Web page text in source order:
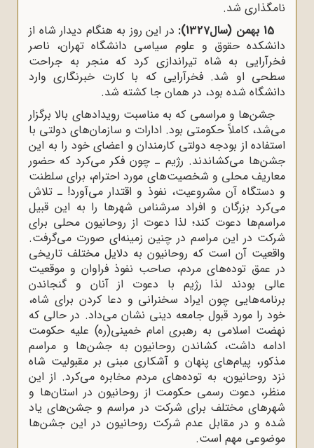
نامگذاری شد.
15 بهمن (سال1327):
در این روز به هنگام دیدار شاه از
دانشکده حقوق و علوم سیاسی دانشگاه تهران، ناصر
فخرآرایی به شاه تیراندازی کرد که منجر به جراحت
سطحی او شد. فخرآرایی که با کارت خبرنگاری وارد
دانشگاه شده بود، در همان جا کشته شد.
جشن‌ها و مراسمی که به مناسبت رویدادهای بالا برگزار
می‌شد، کاملاً حکومتی بود. ادارات و سازمان‌های دولتی با
استفاده از بودجه دولتی کارمندان و اعضای خود را به این
جشن‌ها می‌کشاندند. رژیم ـ چون فکر می‌کرد که حضور
معاریف محلی و شخصیت‌های مورد احترام، برای سلطنت
و دستگاه آن مشروعیت، نفوذ و اقتدار می‌آورد! ـ تلاش
می‌کرد بزرگان و افراد سرشناس شهرها را به این قبیل
مراسم‌ها دعوت کند؛ لذا دعوت از روحانیون محلی برای
شرکت در این مراسم در چنین زمینه‌ای صورت می‌گرفت.
واقعیت آن است که روحانیون به دلایل مختلف تاریخی
در عمق توده‌های مردم، صاحب نفوذ فراوان و موقعیت
عالی بودند لذا رژیم با دعوت از آنان و گنجاندن
برنامه‌هایی چون ایراد سخنرانی و دعا کردن برای شاه،
خود را مورد قبول جامعه دینی نشان می‌داد. در حالی که
نهضت اسلامی به رهبری امام خمینی(ره) علیه حکومت
ادامه داشت، کشاندن روحانیون به جشن‌ها و مراسم
مذکور، پیام‌های پنهان و آشکاری مبنی بر مقبولیت شاه
نزد روحانیون، به توده‌های مردم مخابره می‌کرد. از این
منظر، دعوت رسمی حکومت از روحانیون در استان‌ها و
شهرهای مختلف برای شرکت در مراسم و جشن‌های یاد
شده و در مقابل عدم شرکت روحانیون در این جشن‌ها
موضوعی مهم است.